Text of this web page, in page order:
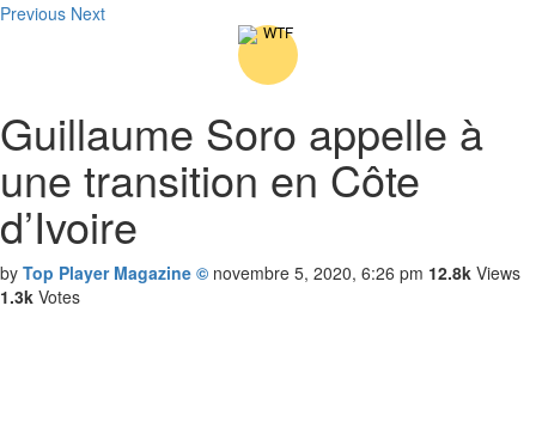
Previous Next
Guillaume Soro appelle à
une transition en Côte
d’Ivoire
by Top Player Magazine © novembre 5, 2020, 6:26 pm 12.8k Views
1.3k Votes